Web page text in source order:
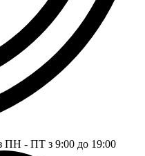
ПН - ПТ з 9:00 до 19:00